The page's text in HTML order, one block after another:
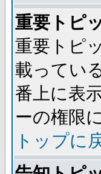
重要トピ
重要トピ
載ってい
番上に表
ーの権限
トップに